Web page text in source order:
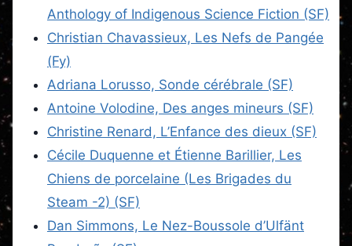
Anthology of Indigenous Science Fiction (SF)
Christian Chavassieux, Les Nefs de Pangée
(Fy)
Adriana Lorusso, Sonde cérébrale (SF)
Antoine Volodine, Des anges mineurs (SF)
Christine Renard, L’Enfance des dieux (SF)
Cécile Duquenne et Étienne Barillier, Les
Chiens de porcelaine (Les Brigades du
Steam -2) (SF)
Dan Simmons, Le Nez-Boussole d’Ulfänt